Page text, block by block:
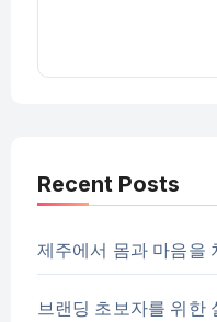
Recent Posts
제주에서 몸과 마음을
브랜딩 초보자를 위한